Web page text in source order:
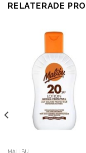
RELATERADE
MALIBU